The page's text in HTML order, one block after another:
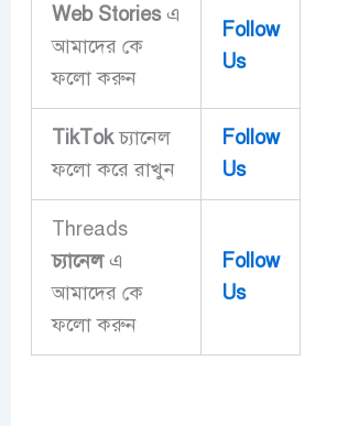
Web Storiesএ
আমাদের কে
ফলো করুন
Follow
Us
TikTok চ্যানেল
ফলো করে রাখুন
Follow
Us
Threads
চ্যানেলএ
আমাদের কে
ফলো করুন
Follow
Us